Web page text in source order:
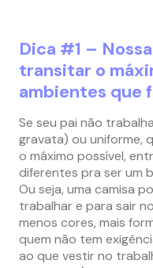
Dica #1 –
transitar o
ambientes que
Se seu pai não
gravata) ou uniforme,
o máximo possível,
diferentes pra ser um
Ou seja, uma camisa
trabalhar e para sair
menos cores, mais
quem não tem
ao que vestir no